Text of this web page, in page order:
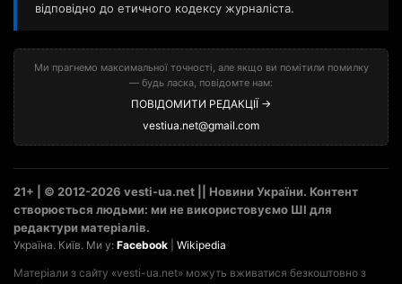
відповідно до етичного кодексу журналіста.
Ми прагнемо максимальної точності, але якщо ви помітили помилку
— будь ласка, повідомте нам:
ПОВІДОМИТИ РЕДАКЦІЇ →
vestiua.net@gmail.com
21+ | © 2012-2026 vesti-ua.net || Новини України. Контент
створюється людьми: ми не використовуємо ШІ для
редактури матеріалів.
Україна. Київ. Ми у: Facebook Wikipedia
Матеріали з сайту «vesti-ua.net» можуть вживатися безкоштовно з